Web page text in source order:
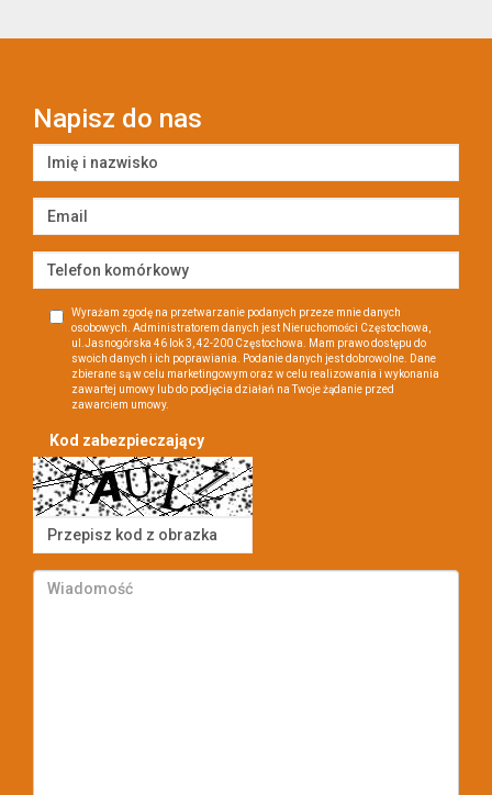
Napisz do nas
Wyrażam zgodę na przetwarzanie podanych przeze mnie danych
osobowych. Administratorem danych jest Nieruchomości Częstochowa,
ul.Jasnogórska 46 lok 3, 42-200 Częstochowa. Mam prawo dostępu do
swoich danych i ich poprawiania. Podanie danych jest dobrowolne. Dane
zbierane są w celu marketingowym oraz w celu realizowania i wykonania
zawartej umowy lub do podjęcia działań na Twoje żądanie przed
zawarciem umowy.
Kod zabezpieczający